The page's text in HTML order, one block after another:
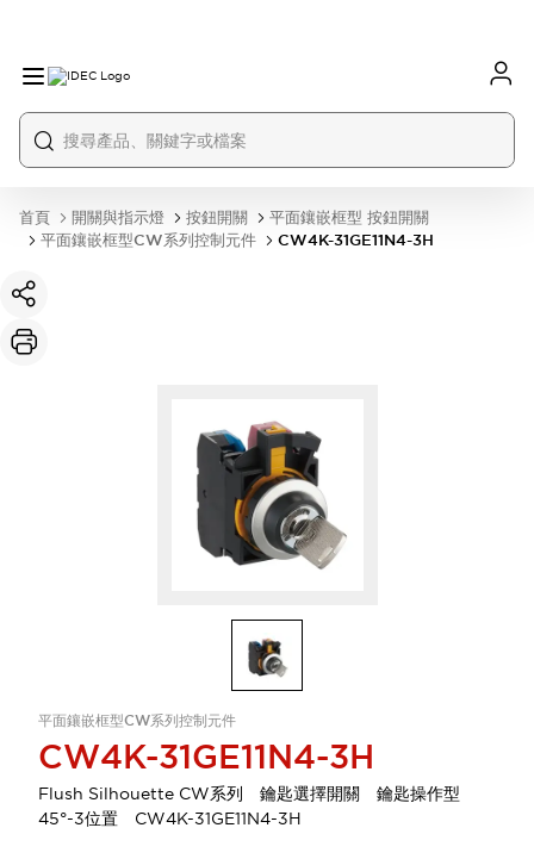
首頁 開關與指示燈 按鈕開關
平面鑲嵌框型 按鈕開關
平面鑲嵌框型CW系列控制元件
CW4K-31GE11N4-3H
平面鑲嵌框型CW系列控制元件
CW4K-31GE11N4-3H
Flush Silhouette CW系列 鑰匙選擇開關 鑰匙操作型
45°-3位置 CW4K-31GE11N4-3H